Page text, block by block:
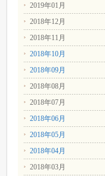
2019年01月
2018年12月
2018年11月
2018年10月
2018年09月
2018年08月
2018年07月
2018年06月
2018年05月
2018年04月
2018年03月